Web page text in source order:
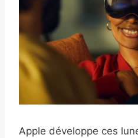
Apple développe ces